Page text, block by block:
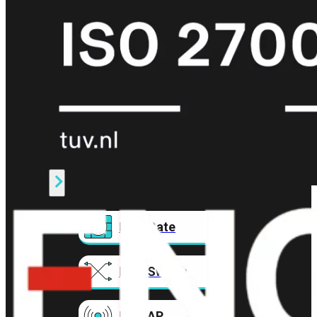
Alles
bekijken
Security
Fabric
FortiGate
FortiSwitch